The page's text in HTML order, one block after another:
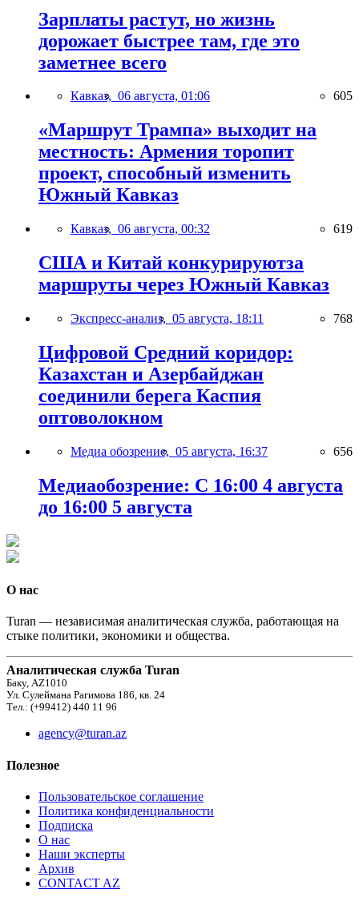
Зарплаты растут, но жизнь
дорожает быстрее там, где это
заметнее всего
Кавказ, 06 августа, 01:06 605
«Маршрут Трампа» выходит на
местность: Армения торопит
проект, способный изменить
Южный Кавказ
Кавказ, 06 августа, 00:32 619
США и Китай конкурируютза
маршруты через Южный Кавказ
Экспресс-анализ, 05 августа, 18:11 768
Цифровой Средний коридор:
Казахстан и Азербайджан
соединили берега Каспия
оптоволокном
Медиа обозрение, 05 августа, 16:37 656
Медиаобозрение: С 16:00 4 августа
до 16:00 5 августа
О нас
Turan — независимая аналитическая служба, работающая на
стыке политики, экономики и общества.
Аналитическая служба Turan
Баку, AZ1010
Ул. Сулеймана Рагимова 186, кв. 24
Тел.: (+99412) 440 11 96
agency@turan.az
Полезное
Пользовательское соглашение
Политика конфиденциальности
Подписка
О нас
Наши эксперты
Архив
CONTACT AZ